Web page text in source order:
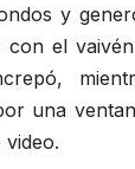
y
con el
una